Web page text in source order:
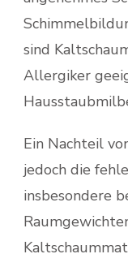
sind
Allergiker
Ein Nachteil
jedoch die
insbesondere